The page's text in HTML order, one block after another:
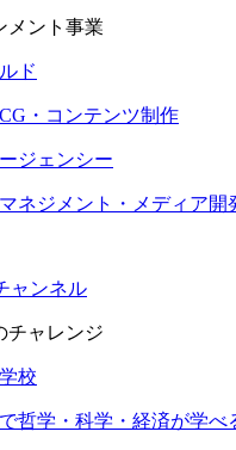
メント事業
ド
・コンテンツ制作
ジェンシー
ネジメント・メディア開
ャンネル
チャレンジ
校
哲学・科学・経済が学べ